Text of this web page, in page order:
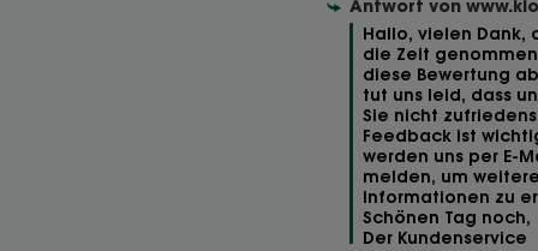
Antwort von
Hallo, vielen Dank,
die Zeit
diese Bewertung
tut uns leid, dass
Sie nicht
Feedback ist
werden uns per E-
melden, um
Informationen zu
Schönen Tag noch,
Der Kundenservice